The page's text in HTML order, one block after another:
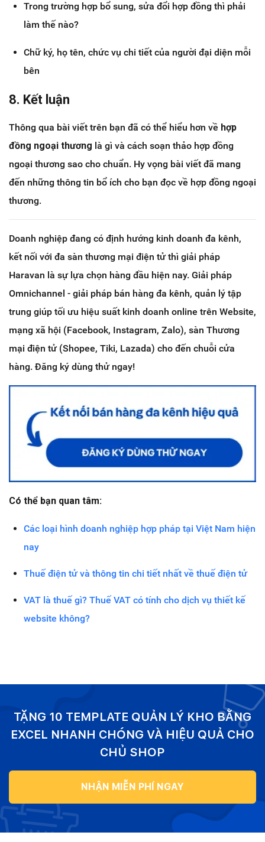
Trong trường hợp bổ sung, sửa đổi hợp đồng thì phải
làm thế nào?
Chữ ký, họ tên, chức vụ chi tiết của người đại diện mỗi
bên
8. Kết luận
Thông qua bài viết trên bạn đã có thể hiểu hơn về hợp
đồng ngoại thương là gì và cách soạn thảo hợp đồng
ngoại thương sao cho chuẩn. Hy vọng bài viết đã mang
đến những thông tin bổ ích cho bạn đọc về hợp đồng ngoại
thương.
Doanh nghiệp đang có định hướng kinh doanh đa kênh,
kết nối với đa sàn thương mại điện tử thì giải pháp
Haravan là sự lựa chọn hàng đầu hiện nay. Giải pháp
Omnichannel - giải pháp bán hàng đa kênh, quản lý tập
trung giúp tối ưu hiệu suất kinh doanh online trên Website,
mạng xã hội (Facebook, Instagram, Zalo), sàn Thương
mại điện tử (Shopee, Tiki, Lazada) cho đến chuỗi cửa
hàng. Đăng ký dùng thử ngay!
Có thể bạn quan tâm:
Các loại hình doanh nghiệp hợp pháp tại Việt Nam hiện
nay
Thuế điện tử và thông tin chi tiết nhất về thuế điện tử
VAT là thuế gì? Thuế VAT có tính cho dịch vụ thiết kế
website không?
TẶNG 10 TEMPLATE QUẢN LÝ KHO BẰNG
EXCEL NHANH CHÓNG VÀ HIỆU QUẢ CHO
CHỦ SHOP
NHẬN MIỄN PHÍ NGAY